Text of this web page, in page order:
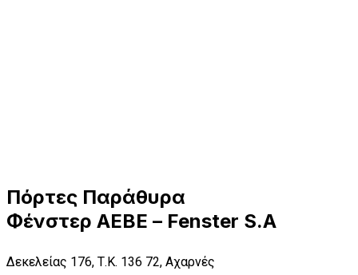
Πόρτες Παράθυρα
Φένστερ ΑΕΒΕ – Fenster S.A
Δεκελείας 176, Τ.Κ. 136 72, Αχαρνές